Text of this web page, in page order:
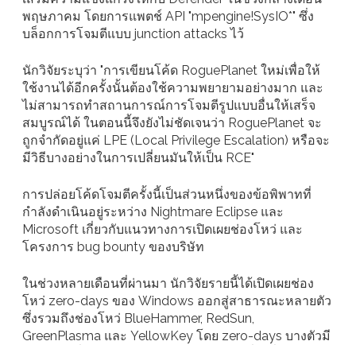
พฤษภาคม โดยการแพตช์ API "mpengine!SysIO*" ซึ่ง
บล็อกการโจมตีแบบ junction attacks ไว้
นักวิจัยระบุว่า "การเขียนโค้ด RoguePlanet ใหม่เพื่อให้
ใช้งานได้อีกครั้งนั้นต้องใช้ความพยายามอย่างมาก และ
ไม่สามารถทำสถานการณ์การโจมตีรูปแบบอื่นให้เสร็จ
สมบูรณ์ได้ ในตอนนี้จึงยังไม่ชัดเจนว่า RoguePlanet จะ
ถูกจำกัดอยู่แค่ LPE (Local Privilege Escalation) หรือจะ
มีวิธีบางอย่างในการเปลี่ยนมันให้เป็น RCE"
การปล่อยโค้ดโจมตีครั้งนี้เป็นส่วนหนึ่งของข้อพิพาทที่
กำลังดำเนินอยู่ระหว่าง Nightmare Eclipse และ
Microsoft เกี่ยวกับแนวทางการเปิดเผยช่องโหว่ และ
โครงการ bug bounty ของบริษัท
ในช่วงหลายเดือนที่ผ่านมา นักวิจัยรายนี้ได้เปิดเผยช่อง
โหว่ zero-days ของ Windows ออกสู่สาธารณะหลายตัว
ซึ่งรวมถึงช่องโหว่ BlueHammer, RedSun,
GreenPlasma และ YellowKey โดย zero-days บางตัวมี